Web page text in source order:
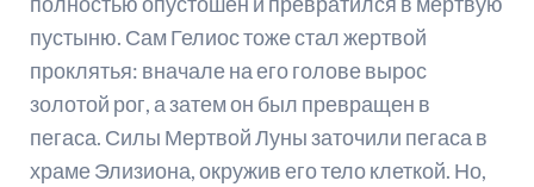
пустыню. Сам Гелиос тоже стал жертвой
проклятья: вначале на его голове вырос
золотой рог, а затем он был превращен в
пегаса. Силы Мертвой Луны заточили пегаса в
храме Элизиона, окружив его тело клеткой. Но,